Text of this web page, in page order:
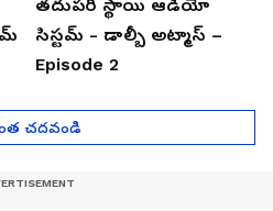
తదుపరి స్థాయి ఆడియో
సిస్టమ్ - డాల్బీ అట్మాస్ –
Episode 2
చదవండి